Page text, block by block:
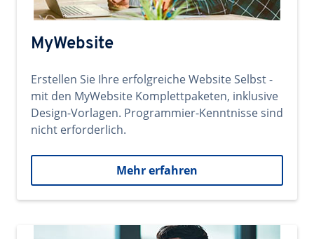
MyWebsite
Erstellen Sie Ihre erfolgreiche Website Selbst -
mit den MyWebsite Komplettpaketen, inklusive
Design-Vorlagen. Programmier-Kenntnisse sind
nicht erforderlich.
Mehr erfahren